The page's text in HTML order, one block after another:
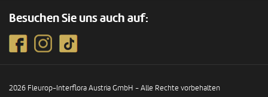
Besuchen Sie uns auch auf:
2026 Fleurop-Interflora Austria GmbH - Alle Rechte vorbehalten